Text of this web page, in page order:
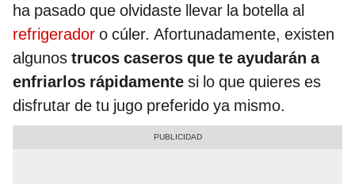
ha pasado que olvidaste llevar la botella al
refrigerador o cúler. Afortunadamente, existen
algunos trucos caseros que te ayudarán a
enfriarlos rápidamente si lo que quieres es
disfrutar de tu jugo preferido ya mismo.